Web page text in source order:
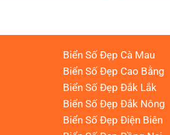
Biển Số Đẹp Cà Mau
Biển Số Đẹp Cao Bằng
Biển Số Đẹp Đắk Lắk
Biển Số Đẹp Đắk Nông
Biển Số Đẹp Điện Biên